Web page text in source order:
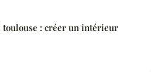
: créer un intérieur